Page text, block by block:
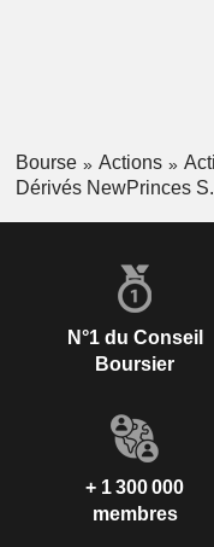
Bourse Actions
Dérivés NewPrinces
N°1 du Conseil
Boursier
+ 1 300 000
membres